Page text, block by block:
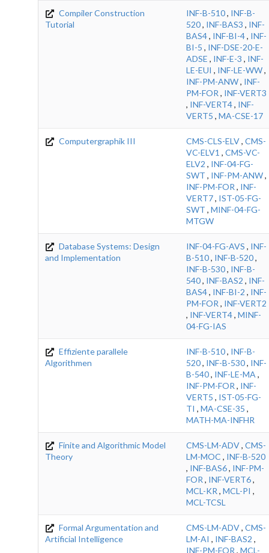
Compiler Construction
Tutorial
INF-B-510, INF-B-
520, INF-BAS3 , INF-
BAS4, INF-BI-4, INF-
BI-5 , INF-DSE-20-E-
ADSE , INF-E-3 , INF-
LE-EUI , INF-LE-WW,
INF-PM-ANW, INF-
PM-FOR , INF-VERT3
, INF-VERT4, INF-
VERT5 , MA-CSE-17
Computergraphik III CMS-CLS-ELV, CMS-
VC-ELV1 , CMS-VC-
ELV2 , INF-04-FG-
SWT , INF-PM-ANW,
INF-PM-FOR , INF-
VERT7, IST-05-FG-
SWT , MINF-04-FG-
MTGW
Database Systems: Design
and Implementation
INF-04-FG-AVS , INF-
B-510, INF-B-520,
INF-B-530, INF-B-
540, INF-BAS2 , INF-
BAS4, INF-BI-2 , INF-
PM-FOR , INF-VERT2
, INF-VERT4, MINF-
04-FG-IAS
Effiziente parallele
Algorithmen
INF-B-510, INF-B-
520, INF-B-530, INF-
B-540, INF-LE-MA ,
INF-PM-FOR , INF-
VERT5 , IST-05-FG-
TI , MA-CSE-35 ,
MATH-MA-INFHR
Finite and Algorithmic Model
Theory
CMS-LM-ADV, CMS-
LM-MOC , INF-B-520
, INF-BAS6, INF-PM-
FOR , INF-VERT6,
MCL-KR , MCL-PI ,
MCL-TCSL
Formal Argumentation and
Artificial Intelligence
CMS-LM-ADV, CMS-
LM-AI , INF-BAS2 ,
INF-PM-FOR , MCL-